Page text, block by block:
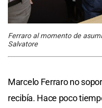
Ferraro al momento de
Salvatore
Marcelo Ferraro no
recibía. Hace poco